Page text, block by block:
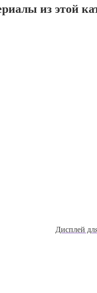
из этой
Дисплей